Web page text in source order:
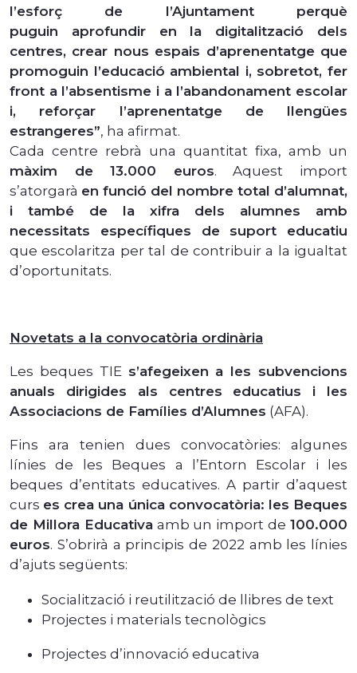
l’esforç de l’Ajuntament perquè
puguin aprofundir en la digitalització dels
centres, crear nous espais d’aprenentatge que
promoguin l’educació ambiental i, sobretot, fer
front a l’absentisme i a l’abandonament escolar
i, reforçar l’aprenentatge de llengües
estrangeres”, ha afirmat.
Cada centre rebrà una quantitat fixa, amb un
màxim de 13.000 euros. Aquest import
s’atorgarà en funció del nombre total d’alumnat,
i també de la xifra dels alumnes amb
necessitats específiques de suport educatiu
que escolaritza per tal de contribuir a la igualtat
d’oportunitats.
Novetats a la convocatòria ordinària
Les beques TIE s’afegeixen a les subvencions
anuals dirigides als centres educatius i les
Associacions de Famílies d’Alumnes (AFA).
Fins ara tenien dues convocatòries: algunes
línies de les Beques a l’Entorn Escolar i les
beques d’entitats educatives. A partir d’aquest
curs es crea una única convocatòria: les Beques
de Millora Educativaamb un import de100.000
euros. S’obrirà a principis de 2022 amb les línies
d’ajuts següents:
Socialització i reutilització de llibres de text
Projectes i materials tecnològics
Projectes d’innovació educativa